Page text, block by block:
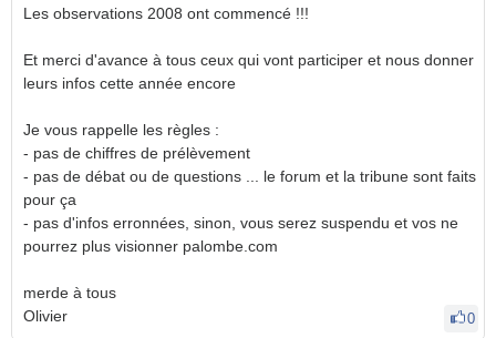
Les observations 2008 ont commencé !!!
Et merci d'avance à tous ceux qui vont participer et nous donner
leurs infos cette année encore
Je vous rappelle les règles :
- pas de chiffres de prélèvement
- pas de débat ou de questions ... le forum et la tribune sont faits
pour ça
- pas d'infos erronnées, sinon, vous serez suspendu et vos ne
pourrez plus visionner palombe.com
merde à tous
Olivier
0